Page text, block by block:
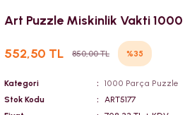
Art Puzzle Miskinlik Vakti 1000
552,50 TL 850,00 TL %35
Kategori
1000 Parça Puzzle
Stok Kodu
ART5177